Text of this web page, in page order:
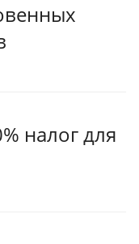
налог для